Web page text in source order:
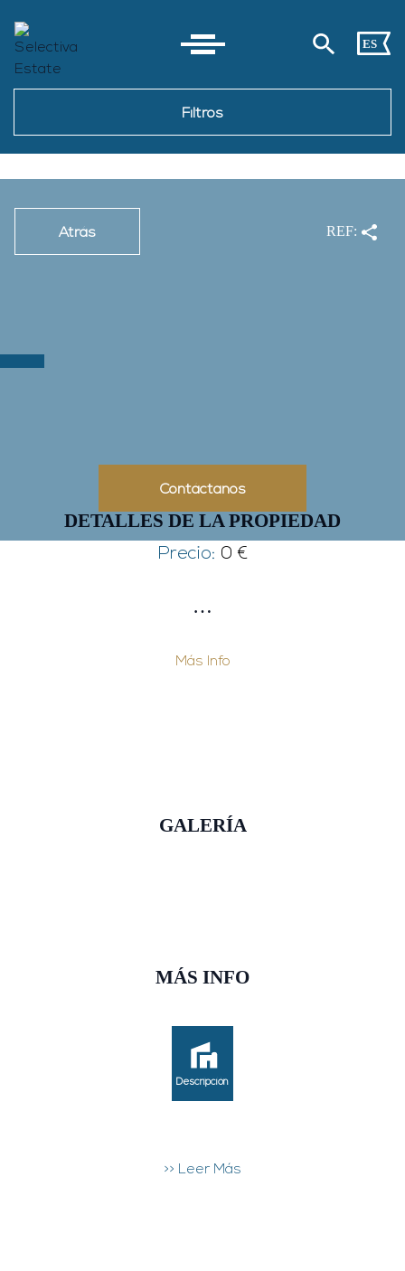
ES
Filtros
Atrás REF:
Contáctanos
DETALLES DE LA PROPIEDAD
Precio: 0 €
…
Más Info
GALERÍA
MÁS INFO
Descripción
>> Leer Más